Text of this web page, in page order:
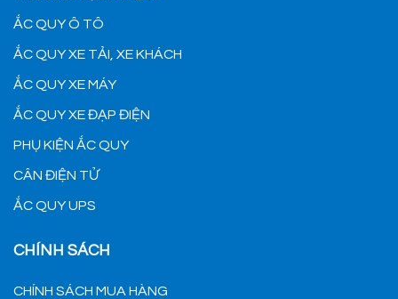
ẮC QUY Ô TÔ
ẮC QUY XE TẢI, XE KHÁCH
ẮC QUY XE MÁY
ẮC QUY XE ĐẠP ĐIỆN
PHỤ KIỆN ẮC QUY
CÂN ĐIỆN TỬ
ẮC QUY UPS
CHÍNH SÁCH
CHÍNH SÁCH MUA HÀNG